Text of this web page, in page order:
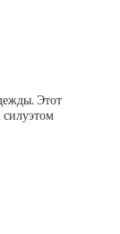
Этот